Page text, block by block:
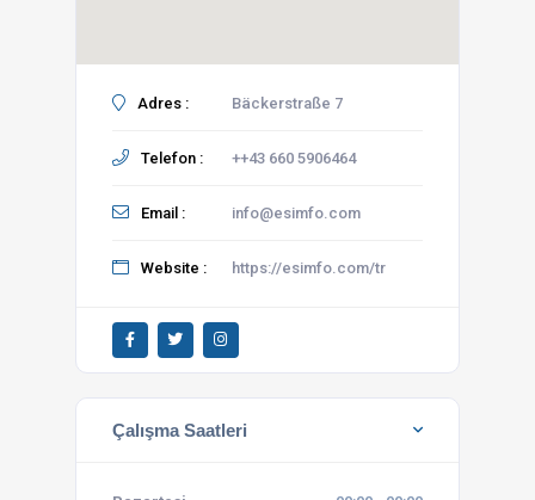
Adres : Bäckerstraße 7
Telefon : ++43 660 5906464
Email : info@esimfo.com
Website : https://esimfo.com/tr
Çalışma Saatleri